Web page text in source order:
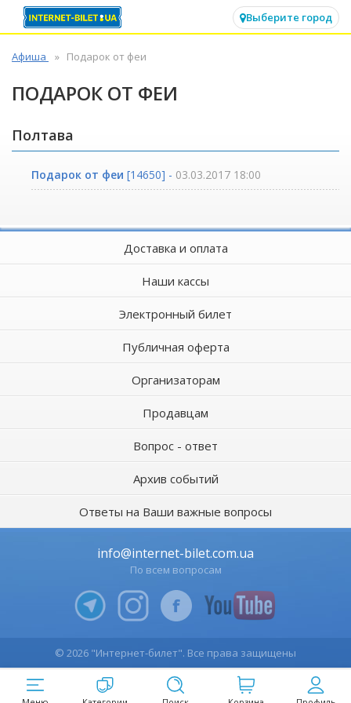
Выберите город
Афиша Подарок от феи
ПОДАРОК ОТ ФЕИ
Полтава
Подарок от феи [14650] - 03.03.2017 18:00
Доставка и оплата
Наши кассы
Электронный билет
Публичная оферта
Организаторам
Продавцам
Вопрос - ответ
Архив событий
Ответы на Ваши важные вопросы
info@internet-bilet.com.ua
По всем вопросам
© 2026 "Интернет-билет". Все права защищены